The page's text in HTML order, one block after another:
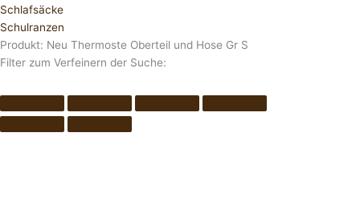
Schlafsäcke
Schulranzen
Produkt: Neu Thermoste Oberteil und Hose Gr S
Filter zum Verfeinern der Suche: